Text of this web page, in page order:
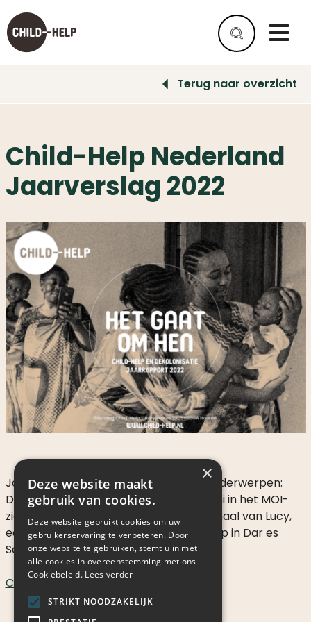
SPINA
BIFIDA?
WAT
HELPEN
ALS
BEDRIJF
HELP
MEE
ALS
PARTICULIER
WAAROM
HELPEN?
WAT
WE
JE
DONATIE?
MISSIE
EN
VISIE
Terug naar overzicht
Child-Help Nederland
Jaarverslag 2022
Jaarverslag 2022 bestaat uit 3 hoofdonderwerpen:
Dekolonisatie; Interview met Dr. Shabani in het MOI-
ziekenhuis in Dar es Salaam; en het verhaal van Lucy,
een huishoudster in het Huis van de Hoop in Dar es
Salaam, Tanzania.
CHNL Jaarverslag 2022
×
Deze website maakt
gebruik van cookies.
Deze website gebruikt cookies om uw
gebruikerservaring te verbeteren. Door
onze website te gebruiken, stemt u in met
alle cookies in overeenstemming met ons
Cookiebeleid. Lees verder
STRIKT NOODZAKELIJK